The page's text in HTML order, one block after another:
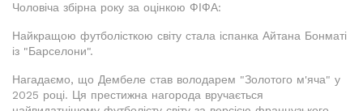
Чоловіча збірна року за оцінкою ФІФА:
Найкращою футболісткою світу стала іспанка Айтана Бонматі
із "Барселони".
Нагадаємо, що Дембеле став володарем "Золотого м'яча" у
2025 році. Ця престижна нагорода вручається